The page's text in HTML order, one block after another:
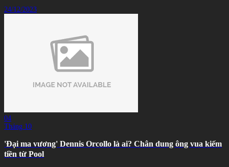
24/12/2023
04
Tháng 10
'Đại ma vương' Dennis Orcollo là ai? Chân dung ông vua kiếm
tiền từ Pool